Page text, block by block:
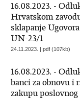
16.08.2023. -
Hrvatskom
sklapanje
UN-23/1
24.11.2023. | pdf (107kb)
16.08.2023. -
banci za obnovu i
zakupu